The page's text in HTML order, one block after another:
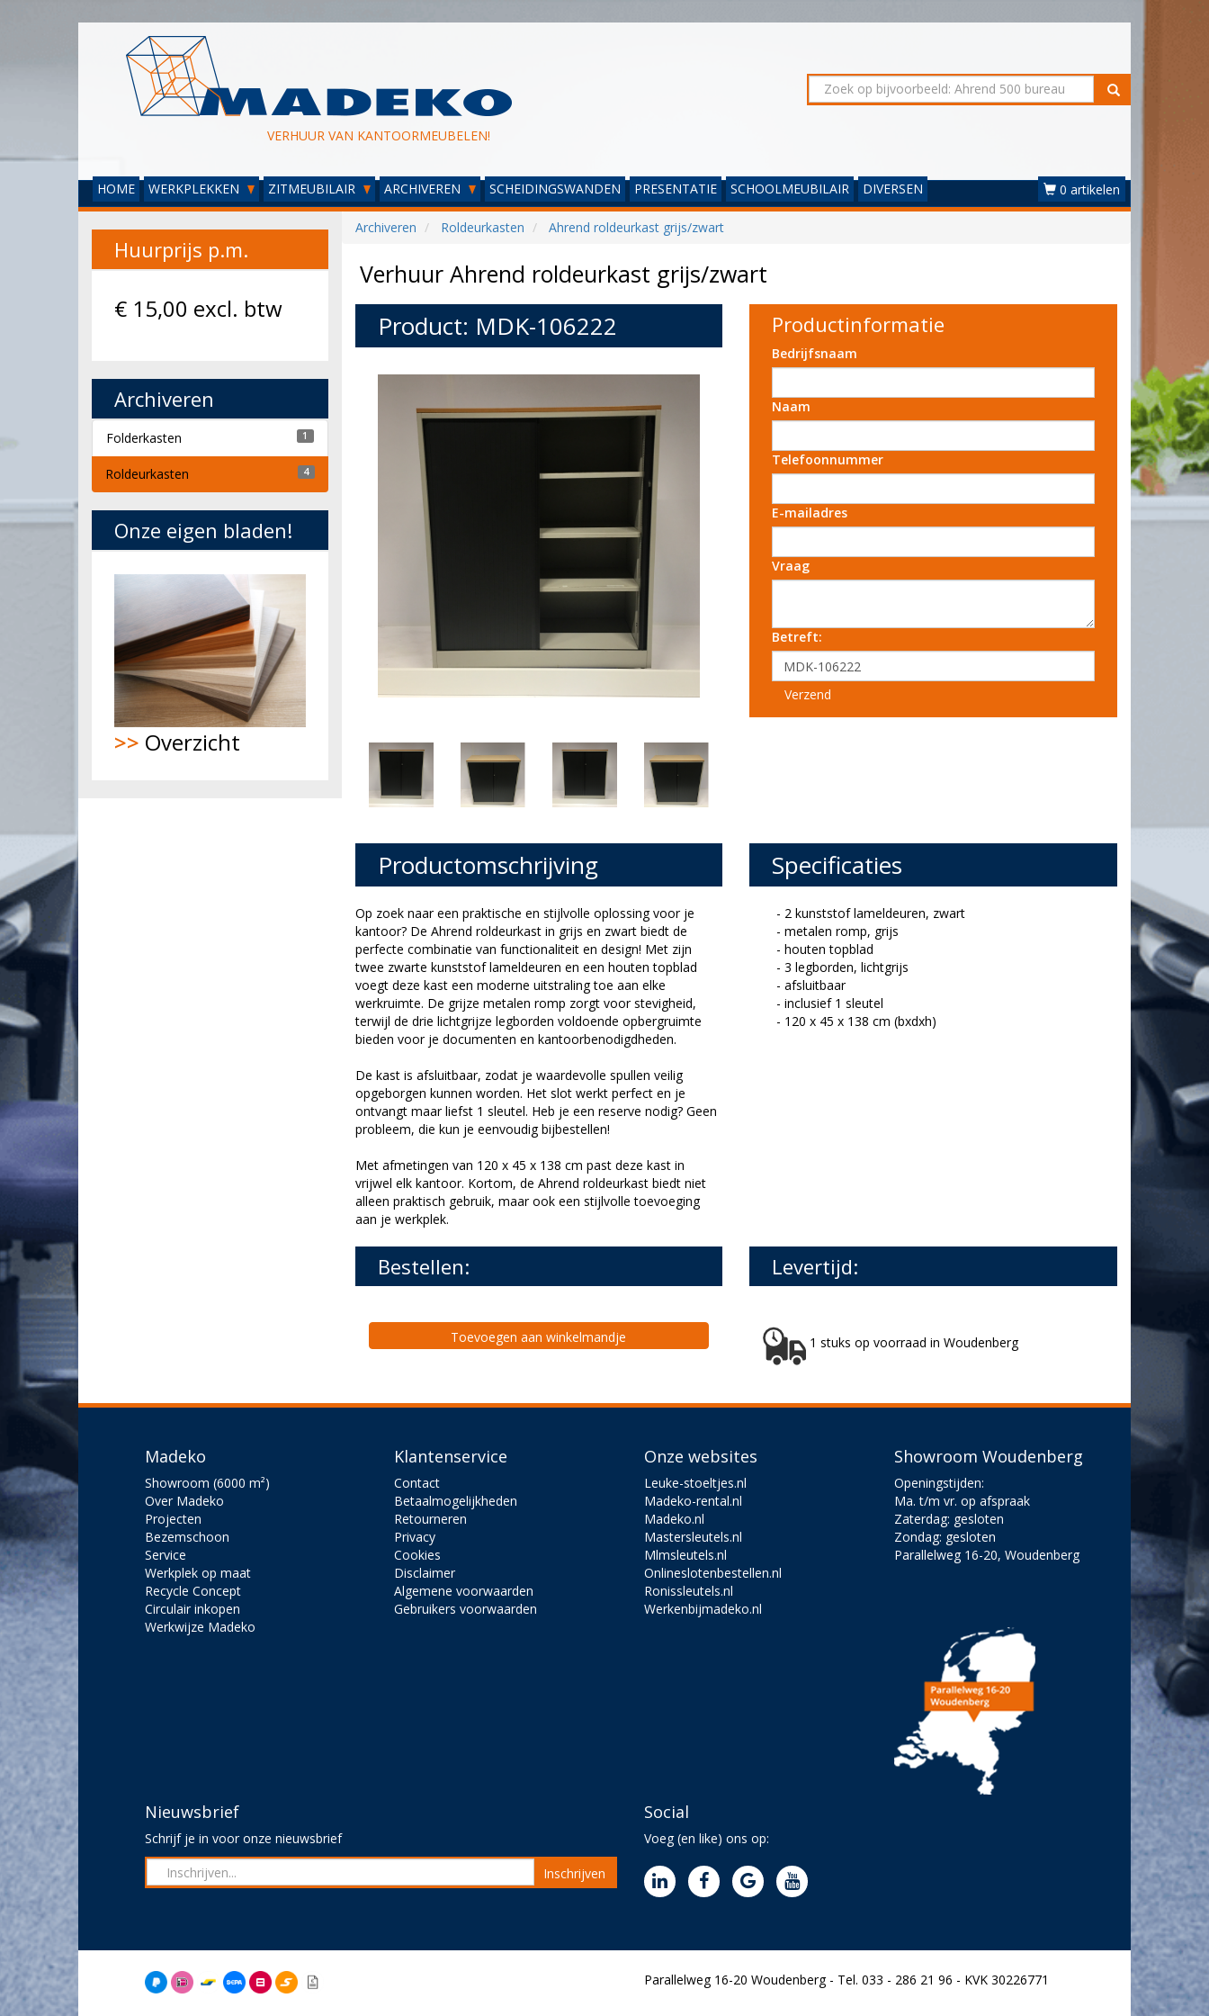
VERHUUR VAN KANTOORMEUBELEN!
HOME WERKPLEKKEN ZITMEUBILAIR ARCHIVEREN SCHEIDINGSWANDEN PRESENTATIE SCHOOLMEUBILAIR DIVERSEN 0 artikelen
Archiveren Roldeurkasten Ahrend roldeurkast grijs/zwart
Verhuur Ahrend roldeurkast grijs/zwart
Product: MDK-106222 Productinformatie
Bedrijfsnaam
Naam
Telefoonnummer
E-mailadres
Vraag
Betreft:
Verzend
Productomschrijving
Op zoek naar een praktische en stijlvolle oplossing voor je
kantoor? De Ahrend roldeurkast in grijs en zwart biedt de
perfecte combinatie van functionaliteit en design! Met zijn
twee zwarte kunststof lameldeuren en een houten topblad
voegt deze kast een moderne uitstraling toe aan elke
werkruimte. De grijze metalen romp zorgt voor stevigheid,
terwijl de drie lichtgrijze legborden voldoende opbergruimte
bieden voor je documenten en kantoorbenodigdheden.
De kast is afsluitbaar, zodat je waardevolle spullen veilig
opgeborgen kunnen worden. Het slot werkt perfect en je
ontvangt maar liefst 1 sleutel. Heb je een reserve nodig? Geen
probleem, die kun je eenvoudig bijbestellen!
Met afmetingen van 120 x 45 x 138 cm past deze kast in
vrijwel elk kantoor. Kortom, de Ahrend roldeurkast biedt niet
alleen praktisch gebruik, maar ook een stijlvolle toevoeging
aan je werkplek.
Specificaties
- 2 kunststof lameldeuren, zwart
- metalen romp, grijs
- houten topblad
- 3 legborden, lichtgrijs
- afsluitbaar
- inclusief 1 sleutel
- 120 x 45 x 138 cm (bxdxh)
Bestellen:
Toevoegen aan winkelmandje
Levertijd:
1 stuks op voorraad in Woudenberg
Huurprijs p.m.
€ 15,00 excl. btw
Archiveren
Folderkasten 1
Roldeurkasten 4
Onze eigen bladen!
>> Overzicht
Madeko
Showroom (6000 m²)
Over Madeko
Projecten
Bezemschoon
Service
Werkplek op maat
Recycle Concept
Circulair inkopen
Werkwijze Madeko
Klantenservice
Contact
Betaalmogelijkheden
Retourneren
Privacy
Cookies
Disclaimer
Algemene voorwaarden
Gebruikers voorwaarden
Onze websites
Leuke-stoeltjes.nl
Madeko-rental.nl
Madeko.nl
Mastersleutels.nl
Mlmsleutels.nl
Onlineslotenbestellen.nl
Ronissleutels.nl
Werkenbijmadeko.nl
Showroom Woudenberg
Openingstijden:
Ma. t/m vr. op afspraak
Zaterdag: gesloten
Zondag: gesloten
Parallelweg 16-20, Woudenberg
Nieuwsbrief
Schrijf je in voor onze nieuwsbrief
Inschrijven
Social
Voeg (en like) ons op:
Parallelweg 16-20 Woudenberg - Tel. 033 - 286 21 96 - KVK 30226771